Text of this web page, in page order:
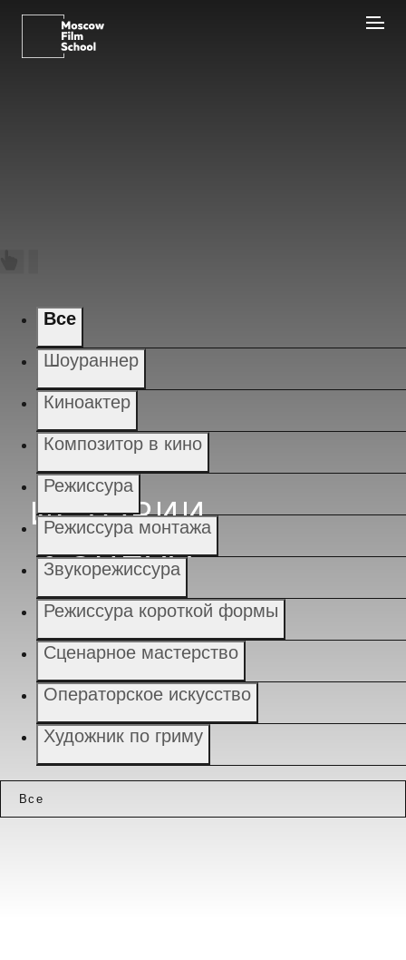
ИСТОРИИ
УСПЕХА
Все
Шоураннер
Киноактер
Композитор в кино
Режиссура
Режиссура монтажа
Звукорежиссура
Режиссура короткой формы
Сценарное мастерство
Операторское искусство
Художник по гриму